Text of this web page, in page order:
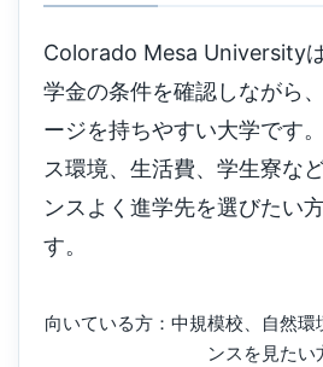
Colorado Mesa University
学金の条件を確認しながら
ージを持ちやすい大学です
ス環境、生活費、学生寮な
ンスよく進学先を選びたい
す。
向いている方：中規模校、自然環
ンスを見たい